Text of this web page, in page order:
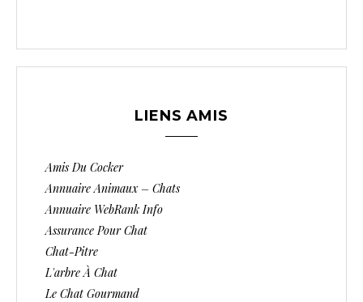
LIENS AMIS
Amis Du Cocker
Annuaire Animaux – Chats
Annuaire WebRank Info
Assurance Pour Chat
Chat-Pitre
L'arbre À Chat
Le Chat Gourmand